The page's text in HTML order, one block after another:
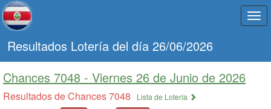
Resultados Lotería del día 26/06/2026
Chances 7048 - Viernes 26 de Junio de 2026
Resultados de Chances 7048 Lista de Lotería